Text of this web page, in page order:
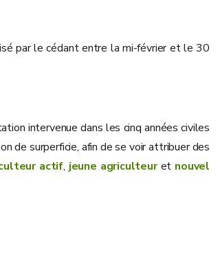
par le cédant entre la mi-février et le 30
intervenue dans les cinq années civiles
de surperficie, afin de se voir attribuer des
actif, jeune agriculteuret nouvel